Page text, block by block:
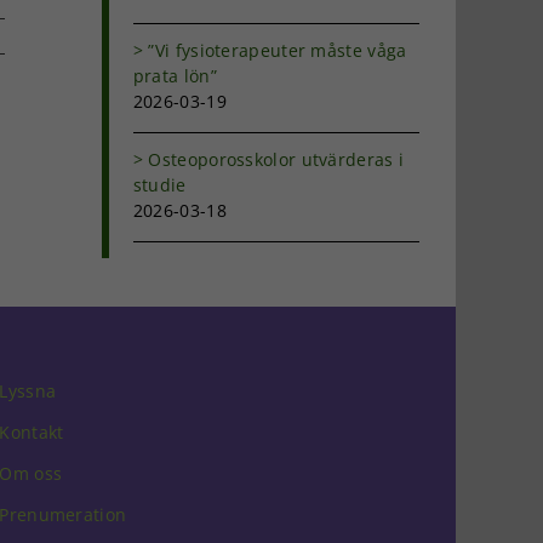
”Vi fysioterapeuter måste våga
prata lön”
2026-03-19
Osteoporosskolor utvärderas i
studie
2026-03-18
Lyssna
Kontakt
Om oss
Prenumeration